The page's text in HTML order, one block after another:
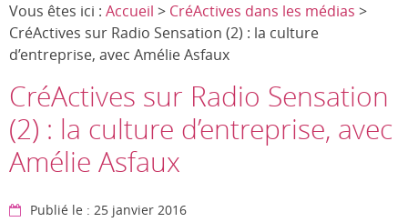
Vous êtes ici : Accueil > CréActives dans les médias >
CréActives sur Radio Sensation (2) : la culture
d’entreprise, avec Amélie Asfaux
CréActives sur Radio Sensation
(2) : la culture d’entreprise, avec
Amélie Asfaux
Publié le : 25 janvier 2016